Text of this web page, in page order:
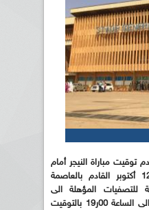
توقيت مباراة النيجر أمام
الجزائر, المقررة يوم الثلاثاء 12 أكتوبر القادم بالعاصمة
للتصفيات المؤهلة الى
نهائيات مونديال 2022 بقطر, الى الساعة 00ر19 بالتوقيت